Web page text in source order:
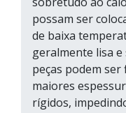
possam ser
de baixa
geralmente lisa
peças podem ser
maiores
rígidos,